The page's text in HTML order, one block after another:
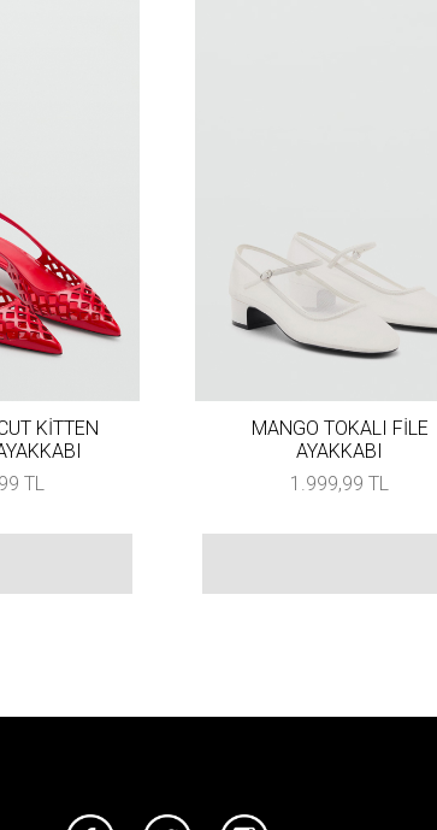
KİTTEN
TL
MANGO TOKALI FİLE
AYAKKABI
1.999,99 TL